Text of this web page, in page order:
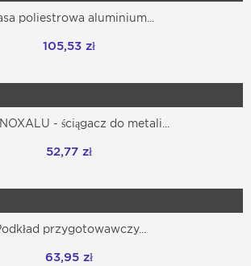
poliestrowa aluminium...
105,53 zł
- ściągacz do metali...
52,77 zł
przygotowawczy...
63,95 zł